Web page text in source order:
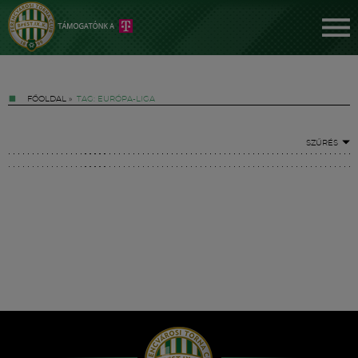
FŐOLDAL » TAG: EURÓPA-LIGA
SZŰRÉS
Hírek